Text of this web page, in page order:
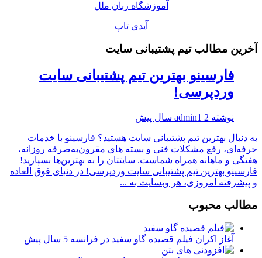
آموزشگاه زبان ملل
آیدی تاپ
آخرین مطالب تیم پشتیبانی سایت
فارسینو بهترین تیم پشتیبانی سایت
وردپرسی!
نوشته admin1 2 سال پیش
به دنبال بهترین تیم پشتیبانی سایت هستید؟ فارسینو با خدمات
حرفه‌ای، رفع مشکلات فنی و بسته‌ های مقرون‌به‌صرفه روزانه،
هفتگی و ماهانه همراه شماست. سایتتان را به بهترین‌ها بسپارید!
فارسینو بهترین تیم پشتیبانی سایت وردپرسی! در دنیای فوق العاده
و پیشرفته امروزی، هر وبسایت به‌ ...
مطالب محبوب
آغاز اکران فیلم قصیده گاو سفید در فرانسه 5 سال پیش